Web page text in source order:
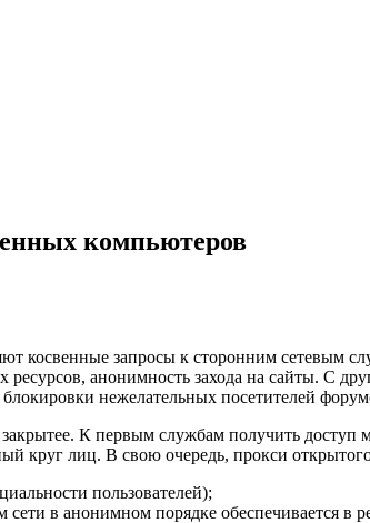
компьютеров
косвенные запросы к сторонним сетевым
анонимность захода на сайты. С
нежелательных посетителей
К первым службам получить
круг лиц. В свою очередь, прокси
пользователей);
в анонимном порядке обеспечивается в